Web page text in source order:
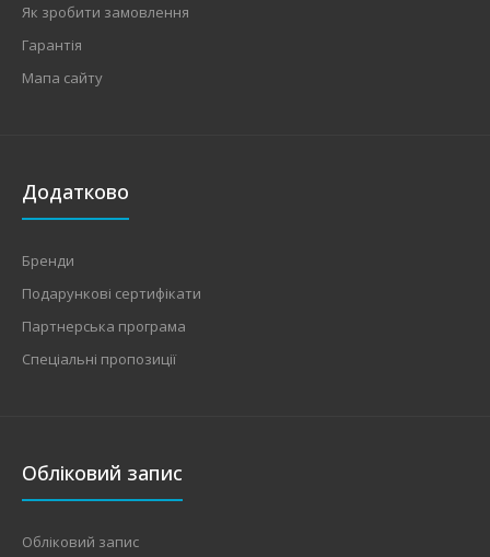
Як зробити замовлення
Гарантія
Мапа сайту
Додатково
Бренди
Подарункові сертифікати
Партнерська програма
Спеціальні пропозиції
Обліковий запис
Обліковий запис